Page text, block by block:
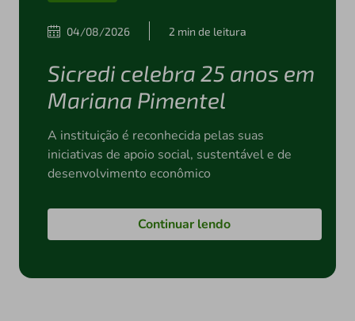
04/08/2026 2 min de leitura
Sicredi celebra 25 anos em
Mariana Pimentel
A instituição é reconhecida pelas suas
iniciativas de apoio social, sustentável e de
desenvolvimento econômico
Continuar lendo